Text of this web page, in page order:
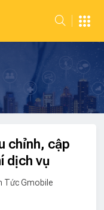
chỉnh, cập
dịch vụ
Tức Gmobile